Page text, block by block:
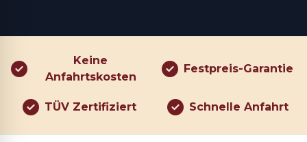
Keine
Anfahrtskosten
Festpreis-Garantie
TÜV Zertifiziert Schnelle Anfahrt